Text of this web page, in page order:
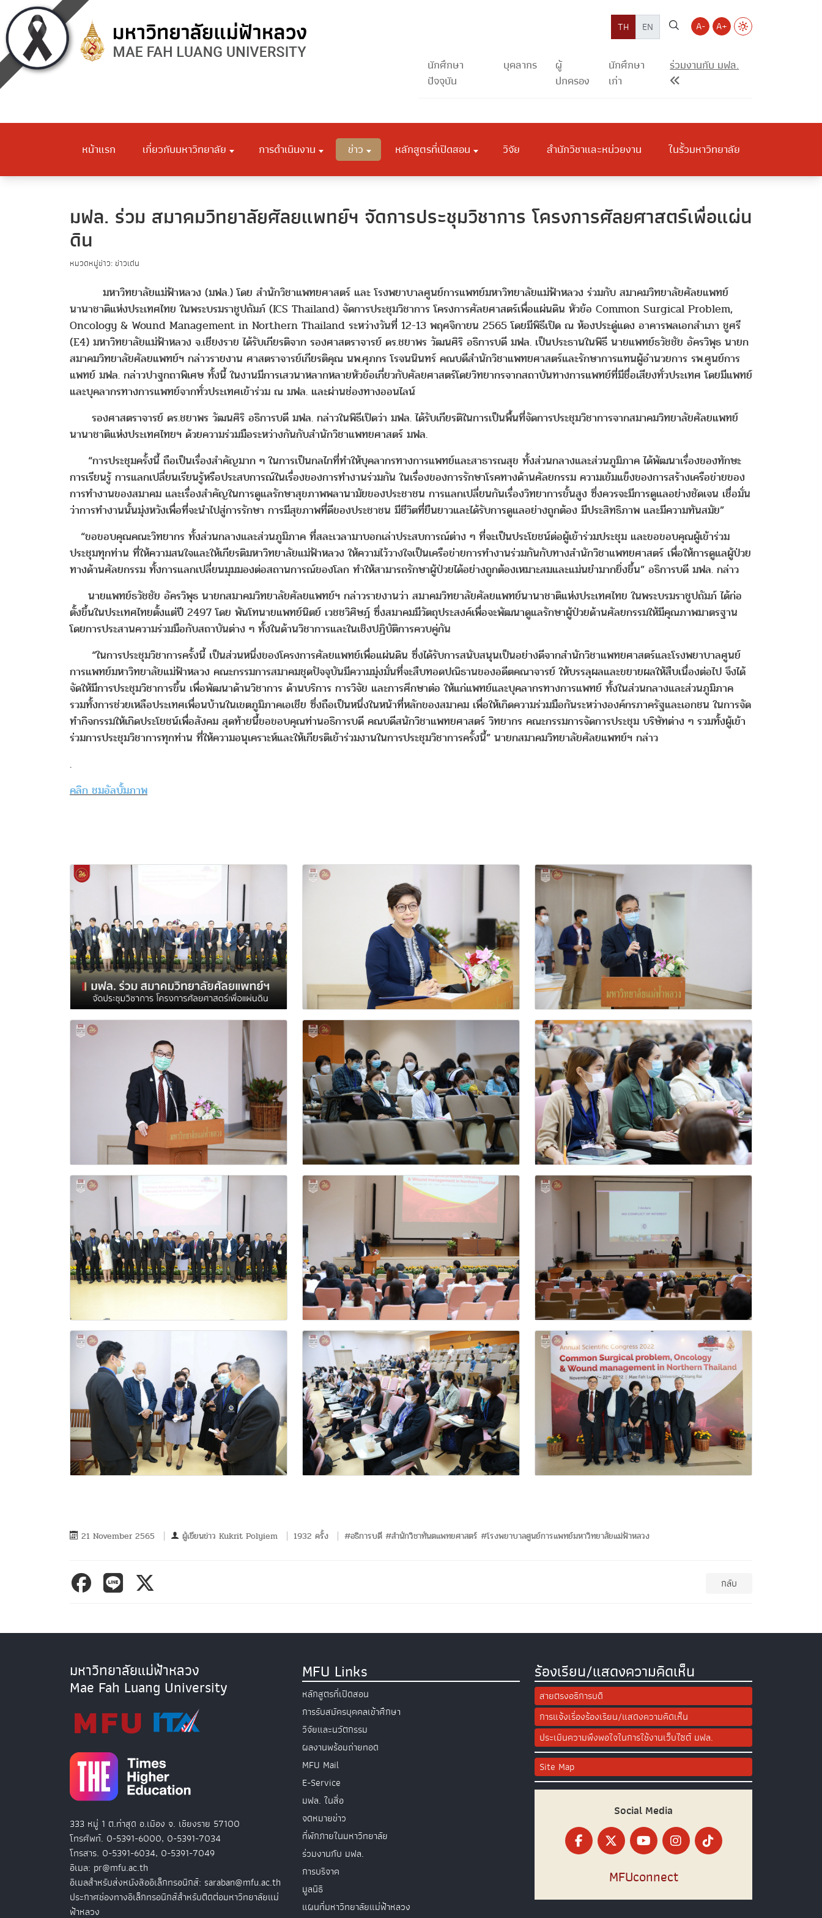
TH EN A- A+
นักศึกษา
ปัจจุบัน
บุคลากร
ผู้
ปกครอง
นักศึกษา
เก่า
ร่วมงานกับ มฟล.
หน้าแรก เกี่ยวกับมหาวิทยาลัย การดำเนินงาน ข่าว หลักสูตรที่เปิดสอน วิจัย สำนักวิชาและหน่วยงาน ในรั้วมหาวิทยาลัย
มฟล. ร่วม สมาคมวิทยาลัยศัลยแพทย์ฯ จัดการประชุมวิชาการ โครงการศัลยศาสตร์เพื่อแผ่น
ดิน
หมวดหมู่ข่าว: ข่าวเด่น
มหาวิทยาลัยแม่ฟ้าหลวง (มฟล.) โดย สำนักวิชาแพทยศาสตร์ และ โรงพยาบาลศูนย์การแพทย์มหาวิทยาลัยแม่ฟ้าหลวง ร่วมกับ สมาคมวิทยาลัยศัลยแพทย์
นานาชาติแห่งประเทศไทย ในพระบรมราชูปถัมภ์ (ICS Thailand) จัดการประชุมวิชาการ โครงการศัลยศาสตร์เพื่อแผ่นดิน หัวข้อ Common Surgical Problem,
Oncology & Wound Management in Northern Thailand ระหว่างวันที่ 12-13 พฤศจิกายน 2565 โดยมีพิธีเปิด ณ ห้องประดู่แดง อาคารพลเอกสำเภา ชูศรี
(E4) มหาวิทยาลัยแม่ฟ้าหลวง จ.เชียงราย ได้รับเกียรติจาก รองศาสตราจารย์ ดร.ชยาพร วัฒนศิริ อธิการบดี มฟล. เป็นประธานในพิธี นายแพทย์ธวัชชัย อัครวิพุธ นายก
สมาคมวิทยาลัยศัลยแพทย์ฯ กล่าวรายงาน ศาสตราจารย์เกียรติคุณ นพ.ศุภกร โรจนนินทร์ คณบดีสำนักวิชาแพทยศาสตร์และรักษาการแทนผู้อำนวยการ รพ.ศูนย์การ
แพทย์ มฟล. กล่าวปาฐกถาพิเศษ ทั้งนี้ ในงานมีการเสวนาหลากหลายหัวข้อเกี่ยวกับศัลยศาสตร์โดยวิทยากรจากสถาบันทางการแพทย์ที่มีชื่อเสียงทั่วประเทศ โดยมีแพทย์
และบุคลากรทางการแพทย์จากทั่วประเทศเข้าร่วม ณ มฟล. และผ่านช่องทางออนไลน์
รองศาสตราจารย์ ดร.ชยาพร วัฒนศิริ อธิการบดี มฟล. กล่าวในพิธีเปิดว่า มฟล. ได้รับเกียรติในการเป็นพื้นที่จัดการประชุมวิชาการจากสมาคมวิทยาลัยศัลยแพทย์
นานาชาติแห่งประเทศไทยฯ ด้วยความร่วมมือระหว่างกันกับสำนักวิชาแพทยศาสตร์ มฟล.
“การประชุมครั้งนี้ ถือเป็นเรื่องสำคัญมาก ๆ ในการเป็นกลไกที่ทำให้บุคลากรทางการแพทย์และสาธารณสุข ทั้งส่วนกลางและส่วนภูมิภาค ได้พัฒนาเรื่องของทักษะ
การเรียนรู้ การแลกเปลี่ยนเรียนรู้หรือประสบการณ์ในเรื่องของการทำงานร่วมกัน ในเรื่องของการรักษาโรคทางด้านศัลยกรรม ความเข้มแข็งของการสร้างเครือข่ายของ
การทำงานของสมาคม และเรื่องสำคัญในการดูแลรักษาสุขภาพพลานามัยของประชาชน การแลกเปลี่ยนกันเรื่องวิทยาการขั้นสูง ซึ่งควรจะมีการดูแลอย่างชัดเจน เชื่อมั่น
ว่าการทำงานนั้นมุ่งหวังเพื่อที่จะนำไปสู่การรักษา การมีสุขภาพที่ดีของประชาชน มีชีวิตที่ยืนยาวและได้รับการดูแลอย่างถูกต้อง มีประสิทธิภาพ และมีความทันสมัย”
“ขอขอบคุณคณะวิทยากร ทั้งส่วนกลางและส่วนภูมิภาค ที่สละเวลามาบอกเล่าประสบการณ์ต่าง ๆ ที่จะเป็นประโยชน์ต่อผู้เข้าร่วมประชุม และขอขอบคุณผู้เข้าร่วม
ประชุมทุกท่าน ที่ให้ความสนใจและให้เกียรติมหาวิทยาลัยแม่ฟ้าหลวง ให้ความไว้วางใจเป็นเครือข่ายการทำงานร่วมกันกับทางสำนักวิชาแพทยศาสตร์ เพื่อให้การดูแลผู้ป่วย
ทางด้านศัลยกรรม ทั้งการแลกเปลี่ยนมุมมองต่อสถานการณ์ของโลก ทำให้สามารถรักษาผู้ป่วยได้อย่างถูกต้องเหมาะสมและแม่นยำมากยิ่งขึ้น” อธิการบดี มฟล. กล่าว
นายแพทย์ธวัชชัย อัครวิพุธ นายกสมาคมวิทยาลัยศัลยแพทย์ฯ กล่าวรายงานว่า สมาคมวิทยาลัยศัลยแพทย์นานาชาติแห่งประเทศไทย ในพระบรมราชูปถัมภ์ ได้ก่อ
ตั้งขึ้นในประเทศไทยตั้งแต่ปี 2497 โดย พันโทนายแพทย์นิตย์ เวชชวิศิษฎ์ ซึ่งสมาคมมีวัตถุประสงค์เพื่อจะพัฒนาดูแลรักษาผู้ป่วยด้านศัลยกรรมให้มีคุณภาพมาตรฐาน
โดยการประสานความร่วมมือกับสถาบันต่าง ๆ ทั้งในด้านวิชาการและในเชิงปฏิบัติการควบคู่กัน
“ในการประชุมวิชาการครั้งนี้ เป็นส่วนหนึ่งของโครงการศัลยแพทย์เพื่อแผ่นดิน ซึ่งได้รับการสนับสนุนเป็นอย่างดีจากสำนักวิชาแพทยศาสตร์และโรงพยาบาลศูนย์
การแพทย์มหาวิทยาลัยแม่ฟ้าหลวง คณะกรรมการสมาคมชุดปัจจุบันมีความมุ่งมั่นที่จะสืบทอดปณิธานของอดีตคณาจารย์ ให้บรรลุผลและขยายผลให้สืบเนื่องต่อไป จึงได้
จัดให้มีการประชุมวิชาการขึ้น เพื่อพัฒนาด้านวิชาการ ด้านบริการ การวิจัย และการศึกษาต่อ ให้แก่แพทย์และบุคลากรทางการแพทย์ ทั้งในส่วนกลางและส่วนภูมิภาค
รวมทั้งการช่วยเหลือประเทศเพื่อนบ้านในเขตภูมิภาคเอเชีย ซึ่งถือเป็นหนึ่งในหน้าที่หลักของสมาคม เพื่อให้เกิดความร่วมมือกันระหว่างองค์กรภาครัฐและเอกชน ในการจัด
ทำกิจกรรมให้เกิดประโยชน์เพื่อสังคม สุดท้ายนี้ขอขอบคุณท่านอธิการบดี คณบดีสนักวิชาแพทยศาสตร์ วิทยากร คณะกรรมการจัดการประชุม บริษัทต่าง ๆ รวมทั้งผู้เข้า
ร่วมการประชุมวิชาการทุกท่าน ที่ให้ความอนุเคราะห์และให้เกียรติเข้าร่วมงานในการประชุมวิชาการครั้งนี้” นายกสมาคมวิทยาลัยศัลยแพทย์ฯ กล่าว
.
คลิก ชมอัลบั้มภาพ
21 November 2565 ผู้เขียนข่าว Kukrit Polyiem 1932 ครั้ง #อธิการบดี #สำนักวิชาทันตแพทยศาสตร์ #โรงพยาบาลศูนย์การแพทย์มหาวิทยาลัยแม่ฟ้าหลวง
กลับ
มหาวิทยาลัยแม่ฟ้าหลวง
Mae Fah Luang University
333 หมู่ 1 ต.ท่าสุด อ.เมือง จ. เชียงราย 57100
โทรศัพท์. 0-5391-6000, 0-5391-7034
โทรสาร. 0-5391-6034, 0-5391-7049
อีเมล: pr@mfu.ac.th
อีเมลสำหรับส่งหนังสืออิเล็กทรอนิกส์: saraban@mfu.ac.th
ประกาศช่องทางอิเล็กทรอนิกส์สำหรับติดต่อมหาวิทยาลัยแม่
ฟ้าหลวง
MFU Links
หลักสูตรที่เปิดสอน
การรับสมัครบุคคลเข้าศึกษา
วิจัยและนวัตกรรม
ผลงานพร้อมถ่ายทอด
MFU Mail
E-Service
มฟล. ในสื่อ
จดหมายข่าว
ที่พักภายในมหาวิทยาลัย
ร่วมงานกับ มฟล.
การบริจาค
มูลนิธิ
แผนที่มหาวิทยาลัยแม่ฟ้าหลวง
ร้องเรียน/แสดงความคิดเห็น
สายตรงอธิการบดี
การแจ้งเรื่องร้องเรียน/แสดงความคิดเห็น
ประเมินความพึงพอใจในการใช้งานเว็บไซต์ มฟล.
Site Map
Social Media
MFUconnect